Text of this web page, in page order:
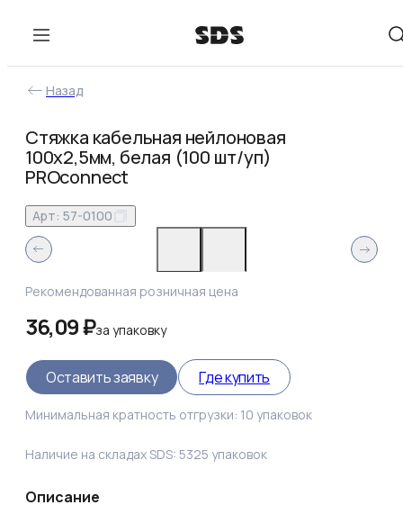
Назад
Стяжка кабельная нейлоновая
100x2,5мм, белая (100 шт/уп)
PROconnect
Арт: 57-0100
Рекомендованная розничная цена
36,09 ₽за упаковку
Оставить заявку Где купить
Минимальная кратность отгрузки: 10 упаковок
Наличие на складах SDS: 5325 упаковок
Описание